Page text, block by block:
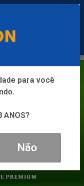
para você
ANOS?
Não